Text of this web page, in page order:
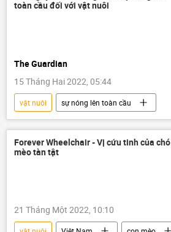
Quan điểm-Ý kiến
toàn cầu đối với vật nuôi
The Guardian
15 Tháng Hai 2022, 05:44
vật nuôi
sự nóng lên toàn cầu
Khoa học
động vật
Forever Wheelchair - Vị cứu tinh của chó
mèo tàn tật
21 Tháng Một 2022, 10:10